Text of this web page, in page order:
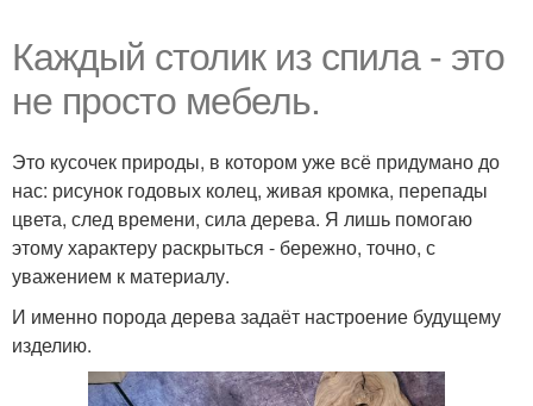
Каждый столик из спила - это
не просто мебель.
Это кусочек природы, в котором уже всё придумано до
нас: рисунок годовых колец, живая кромка, перепады
цвета, след времени, сила дерева. Я лишь помогаю
этому характеру раскрыться - бережно, точно, с
уважением к материалу.
И именно порода дерева задаёт настроение будущему
изделию.